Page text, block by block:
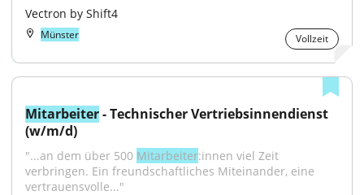
Vectron by Shift4
Münster Vollzeit
Mitarbeiter - Technischer Vertriebsinnendienst
(w/m/d)
"...an dem über 500 Mitarbeiter:innen viel Zeit
verbringen. Ein freundschaftliches Miteinander, eine
vertrauensvolle..."